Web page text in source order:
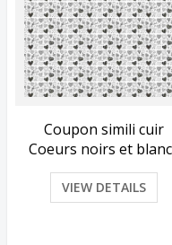
Coupon simili cuir
Coeurs noirs et
VIEW DETAILS